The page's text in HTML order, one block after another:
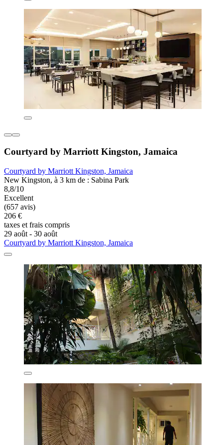
Courtyard by Marriott Kingston, Jamaica
Courtyard by Marriott Kingston, Jamaica
New Kingston, à 3 km de : Sabina Park
8,8/10
Excellent
(657 avis)
206 €
taxes et frais compris
29 août - 30 août
Courtyard by Marriott Kingston, Jamaica